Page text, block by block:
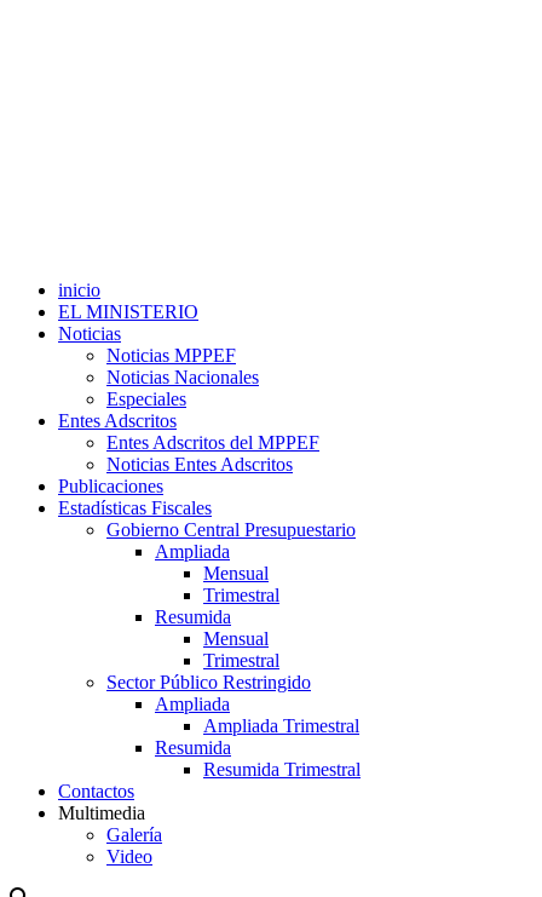
inicio
EL MINISTERIO
Noticias
Noticias MPPEF
Noticias Nacionales
Especiales
Entes Adscritos
Entes Adscritos del MPPEF
Noticias Entes Adscritos
Publicaciones
Estadísticas Fiscales
Gobierno Central Presupuestario
Ampliada
Mensual
Trimestral
Resumida
Mensual
Trimestral
Sector Público Restringido
Ampliada
Ampliada Trimestral
Resumida
Resumida Trimestral
Contactos
Multimedia
Galería
Video